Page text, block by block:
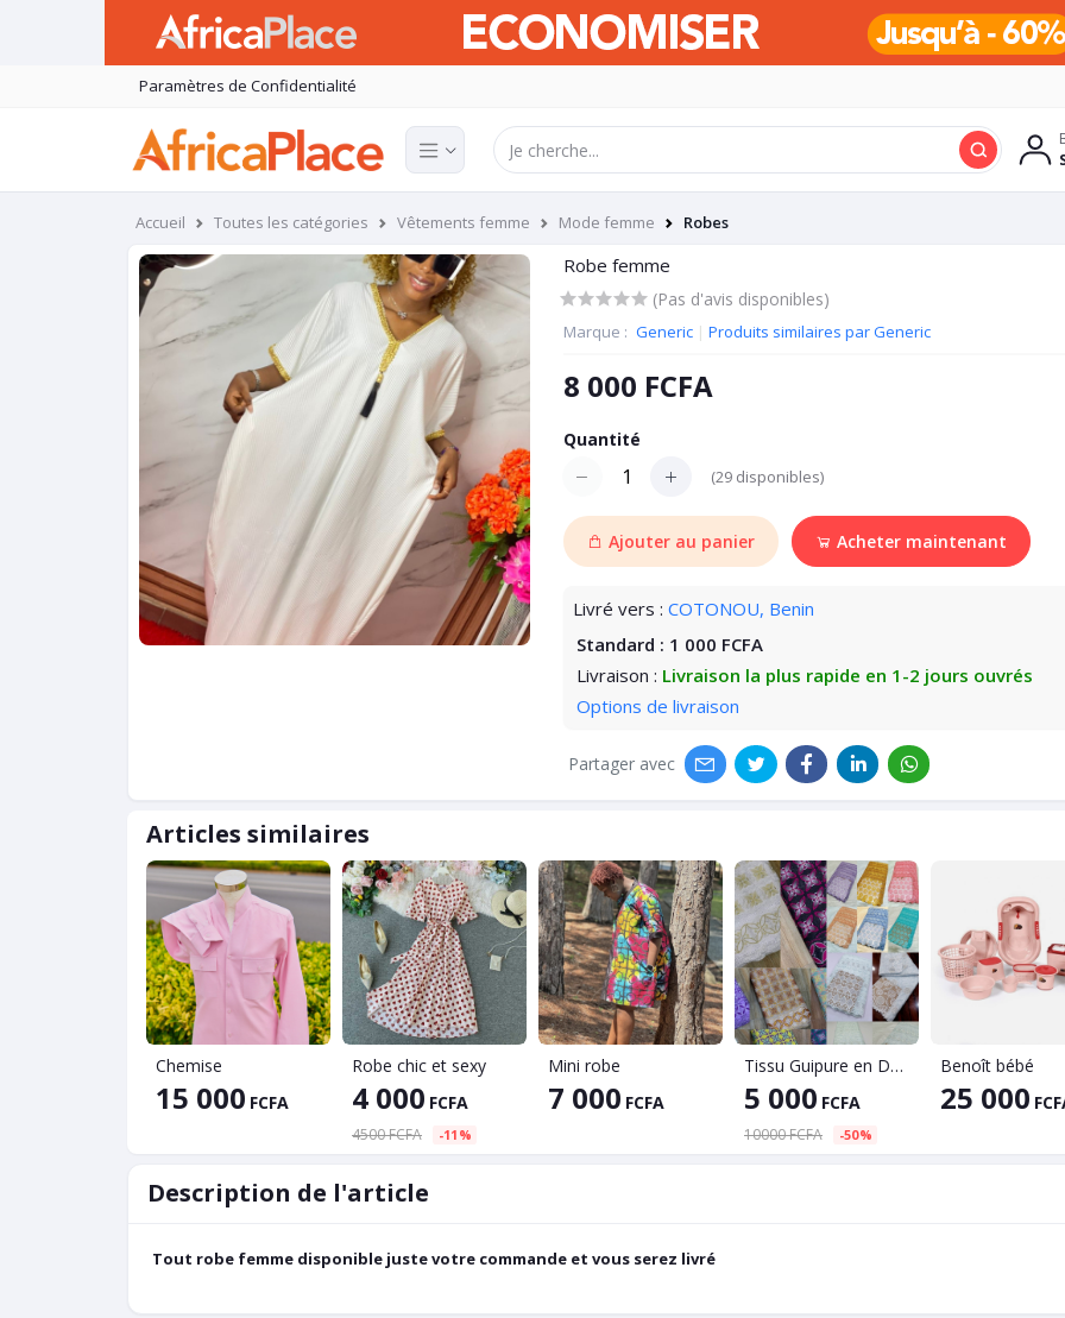
Paramètres de Confidentialité
Accueil Toutes les catégories Vêtements femme Mode femme Robes
Robe femme
(Pas d'avis disponibles)
Marque : Generic | Produits similaires par Generic
8 000 FCFA
Quantité
(29disponibles)
Ajouter au panier Acheter maintenant
Livré vers : COTONOU, Benin
Standard : 1 000 FCFA
Livraison : Livraison la plus rapide en 1-2 jours ouvrés
Options de livraison
Partager avec
Articles similaires
Chemise
15 000 FCFA
Robe chic et sexy
4 000 FCFA
4500 FCFA -11%
Mini robe
7 000 FCFA
Tissu Guipure en Dentelle, Style Africain, longueur 5Yards, pour événements spéciaux et tenus occasionnelles
5 000 FCFA
10000 FCFA -50%
Benoît bébé
25 000
Description de l'article
Tout robe femme disponible juste votre commande et vous serez livré